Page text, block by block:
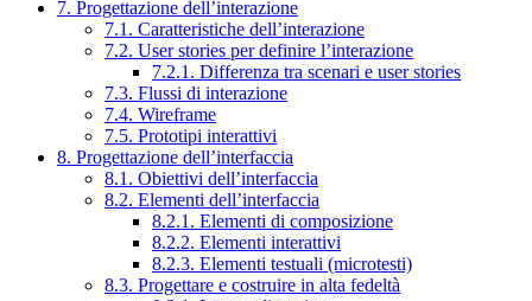
7. Progettazione dell’interazione
7.1. Caratteristiche dell’interazione
7.2. User stories per definire l’interazione
7.2.1. Differenza tra scenari e user stories
7.3. Flussi di interazione
7.4. Wireframe
7.5. Prototipi interattivi
8. Progettazione dell’interfaccia
8.1. Obiettivi dell’interfaccia
8.2. Elementi dell’interfaccia
8.2.1. Elementi di composizione
8.2.2. Elementi interattivi
8.2.3. Elementi testuali (microtesti)
8.3. Progettare e costruire in alta fedeltà